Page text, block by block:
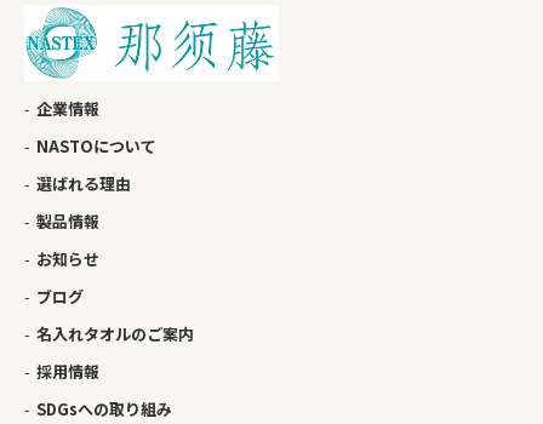
企業情報
NASTOについて
選ばれる理由
製品情報
お知らせ
ブログ
名入れタオルのご案内
採用情報
SDGsへの取り組み